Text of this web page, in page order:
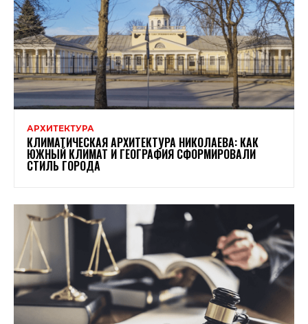
АРХИТЕКТУРА
КЛИМАТИЧЕСКАЯ АРХИТЕКТУРА НИКОЛАЕВА: КАК
ЮЖНЫЙ КЛИМАТ И ГЕОГРАФИЯ СФОРМИРОВАЛИ
СТИЛЬ ГОРОДА